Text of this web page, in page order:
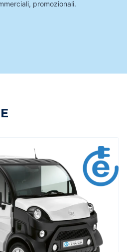
promozionali.